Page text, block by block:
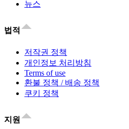
뉴스
법적
저작권 정책
개인정보 처리방침
Terms of use
환불 정책 / 배송 정책
쿠키 정책
지원